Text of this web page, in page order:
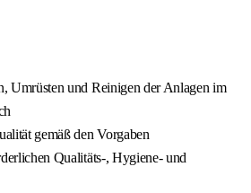
Umrüsten und Reinigen der Anlagen im
gemäß den Vorgaben
Qualitäts-, Hygiene- und